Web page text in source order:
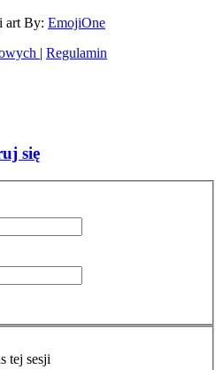
art By: EmojiOne
| Regulamin
się
tej sesji